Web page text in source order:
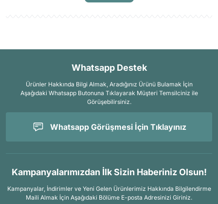
Whatsapp Destek
Ürünler Hakkında Bilgi Almak, Aradığınız Ürünü Bulamak İçin
Aşağıdaki Whatsapp Butonuna Tıklayarak Müşteri Temsilciniz ile
Görüşebilirsiniz.
Whatsapp Görüşmesi İçin Tıklayınız
Kampanyalarımızdan İlk Sizin Haberiniz Olsun!
Kampanyalar, İndirimler ve Yeni Gelen Ürünlerimiz Hakkında Bilgilendirme
Maili Almak İçin Aşağıdaki Bölüme E-posta Adresinizi Giriniz.